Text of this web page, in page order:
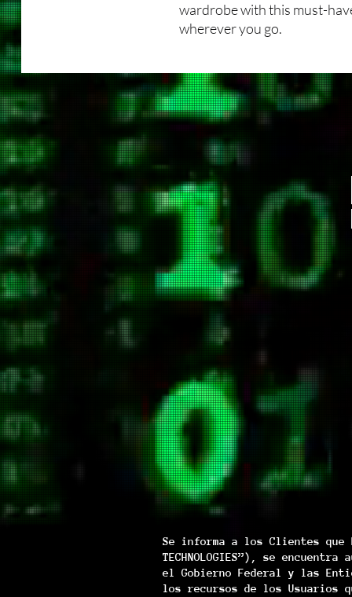
wardrobe with this must-
wherever you go.
Se informa a los Clientes que
TECHNOLOGIES”), se
el Gobierno Federal y las
los recursos de los Usuarios